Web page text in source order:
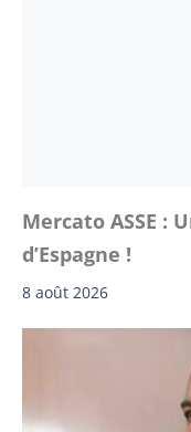
Mercato ASSE :
d’Espagne !
8 août 2026